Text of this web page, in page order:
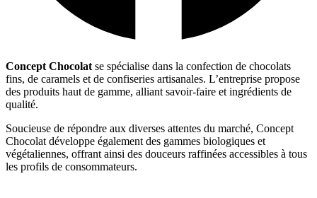
Concept Chocolat se spécialise dans la confection de chocolats
fins, de caramels et de confiseries artisanales. L’entreprise propose
des produits haut de gamme, alliant savoir-faire et ingrédients de
qualité.
Soucieuse de répondre aux diverses attentes du marché, Concept
Chocolat développe également des gammes biologiques et
végétaliennes, offrant ainsi des douceurs raffinées accessibles à tous
les profils de consommateurs.